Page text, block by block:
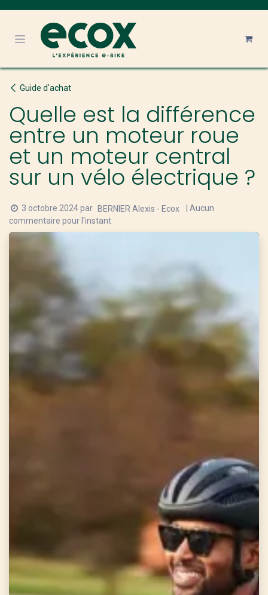
Guide d'achat
Quelle est la différence
entre un moteur roue
et un moteur central
sur un vélo électrique ?
3 octobre 2024par BERNIER Alexis - Ecox
| Aucun
commentaire pour l'instant